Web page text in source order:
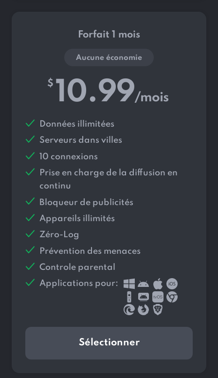
Forfait 1 mois
Aucune économie
$ 10.99/mois
Données illimitées
Serveurs dans villes
10 connexions
Prise en charge de la diffusion en
continu
Bloqueur de publicités
Appareils illimités
Zéro-Log
Prévention des menaces
Controle parental
Applications pour:
Sélectionner